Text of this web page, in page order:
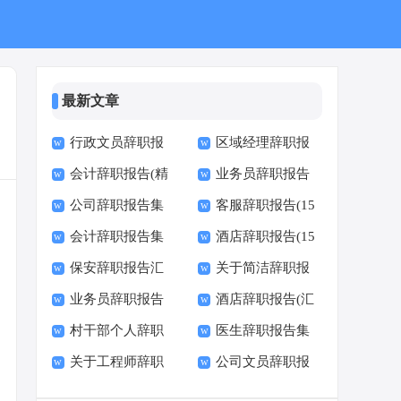
最新文章
行政文员辞职报
告15篇
区域经理辞职报
告
会计辞职报告(精
选15篇)
业务员辞职报告
(通用15篇)
公司辞职报告集
锦15篇
客服辞职报告(15
篇)
会计辞职报告集
合15篇
酒店辞职报告(15
篇)
保安辞职报告汇
编15篇
关于简洁辞职报
告范文
业务员辞职报告
集合15篇
酒店辞职报告(汇
编15篇)
村干部个人辞职
报告
医生辞职报告集
锦15篇
关于工程师辞职 公司文员辞职报